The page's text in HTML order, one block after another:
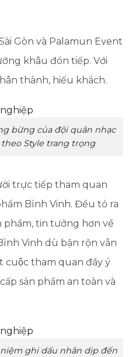
Gòn và Palamun Event
khâu đón tiếp. Với
thành, hiếu khách.
bừng của đội quân nhạc
Style trang trọng
trực tiếp tham quan
Bình Vinh. Đều tỏ ra
phẩm, tin tưởng hơn về
Vinh dù bận rộn vẫn
cuộc tham quan đầy ý
sản phẩm an toàn và
ghi dấu nhân dịp đến